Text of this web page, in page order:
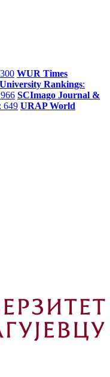
WUR Times
Rankings:
SCImago Journal &
: 649 URAP World